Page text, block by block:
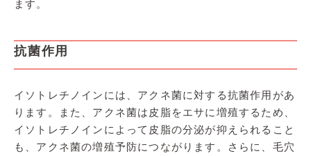
ます。
抗菌作用
イソトレチノインには、アクネ菌に対する抗菌作用があ
ります。また、アクネ菌は皮脂をエサに増殖するため、
イソトレチノインによって皮脂の分泌が抑えられること
も、アクネ菌の増殖予防につながります。さらに、毛穴